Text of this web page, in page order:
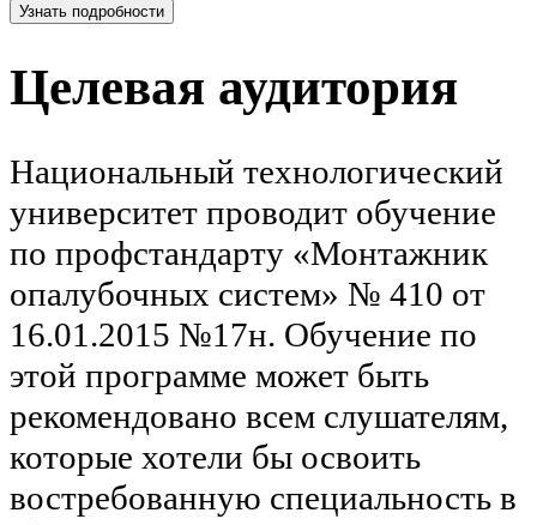
Узнать подробности
Целевая аудитория
Национальный технологический
университет проводит обучение
по профстандарту «Монтажник
опалубочных систем» № 410 от
16.01.2015 №17н. Обучение по
этой программе может быть
рекомендовано всем слушателям,
которые хотели бы освоить
востребованную специальность в